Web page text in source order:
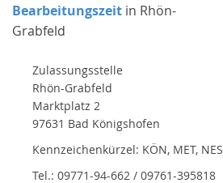
Bearbeitungszeit in Rhön-
Grabfeld
Zulassungsstelle
Rhön-Grabfeld
Marktplatz 2
97631 Bad Königshofen
Kennzeichenkürzel: KÖN, MET, NES
Tel.: 09771-94-662 / 09761-395818